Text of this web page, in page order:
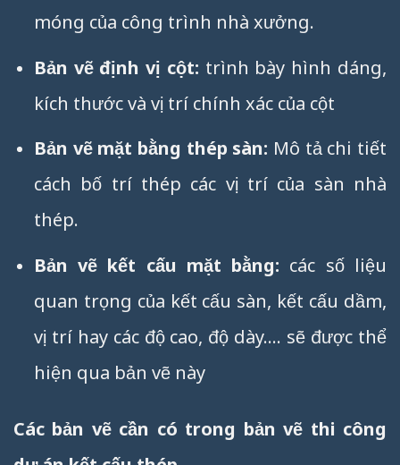
móng của công trình nhà xưởng.
Bản vẽ định vị cột: trình bày hình dáng,
kích thước và vị trí chính xác của cột
Bản vẽ mặt bằng thép sàn: Mô tả chi tiết
cách bố trí thép các vị trí của sàn nhà
thép.
Bản vẽ kết cấu mặt bằng: các số liệu
quan trọng của kết cấu sàn, kết cấu dầm,
vị trí hay các độ cao, độ dày…. sẽ được thể
hiện qua bản vẽ này
Các bản vẽ cần có trong bản vẽ thi công